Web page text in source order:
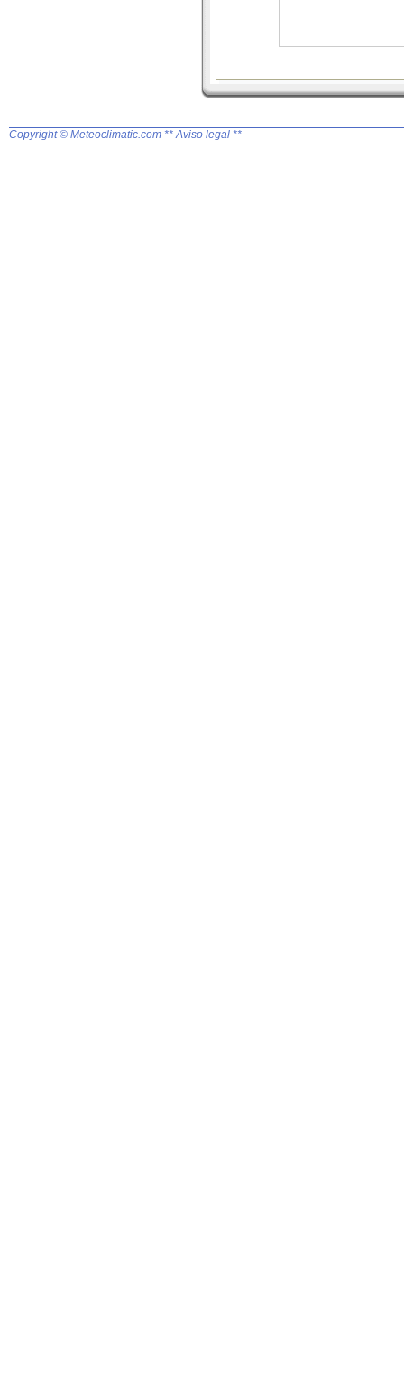
Copyright © Meteoclimatic.com ** Aviso legal **